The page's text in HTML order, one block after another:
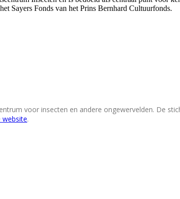
Sayers Fonds van het Prins Bernhard Cultuurfonds.
voor insecten en andere ongewervelden. De
website.